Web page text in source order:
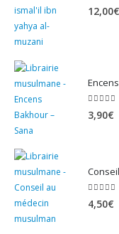
12,00€
5.00
3,90€
5.00
4,50€